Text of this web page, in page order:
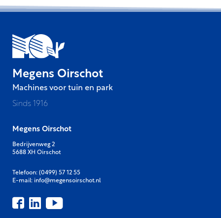
Megens Oirschot
Machines voor tuin en park
Sinds 1916
Megens Oirschot
Bedrijvenweg 2
5688 XH Oirschot
Telefoon: (0499) 57 12 55
E-mail: info@megensoirschot.nl